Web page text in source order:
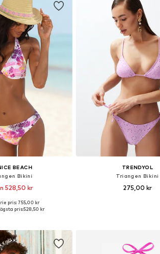
BEACH
Bikini
528,50 kr
i många storlekar
pris: 755,00 kr
pris:528,50 kr
TRENDYOL
Triangen Bikini
275,00 kr